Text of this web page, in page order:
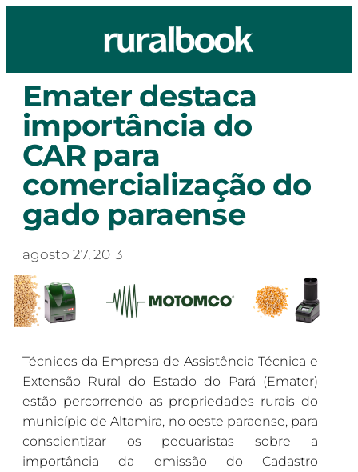
Emater destaca
importância do
CAR para
comercialização do
gado paraense
agosto 27, 2013
Técnicos da Empresa de Assistência Técnica e
Extensão Rural do Estado do Pará (Emater)
estão percorrendo as propriedades rurais do
município de Altamira, no oeste paraense, para
conscientizar os pecuaristas sobre a
importância da emissão do Cadastro